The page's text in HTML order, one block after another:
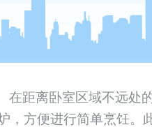
在距离卧室区域不远处
，方便进行简单烹饪。